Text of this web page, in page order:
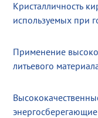
Кристалличность
используемых при
Применение
литьевого